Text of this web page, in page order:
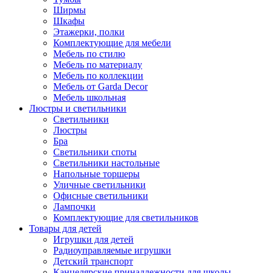
Ширмы
Шкафы
Этажерки, полки
Комплектующие для мебели
Мебель по стилю
Мебель по материалу
Мебель по коллекции
Мебель от Garda Decor
Мебель школьная
Люстры и светильники
Светильники
Люстры
Бра
Светильники споты
Светильники настольные
Напольные торшеры
Уличные светильники
Офисные светильники
Лампочки
Комплектующие для светильников
Товары для детей
Игрушки для детей
Радиоуправляемые игрушки
Детский транспорт